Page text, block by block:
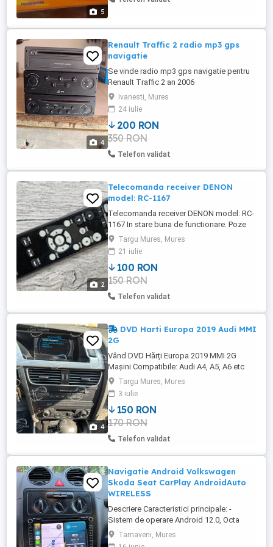
5
4
Renault Traffic 2 radio mp3 gps
navigatie
Se vinde radio mp3 gps navigatie pentru
Renault Traffic 2 an 2006
Ivanesti, Mures
24 iulie
200 RON
350 RON
Telefon validat
2
Telecomanda receiver DENON
model: RC-1167
Telecomanda receiver DENON model: RC-
1167 In stare buna de functionare. Poze
reale. Pretul este 100ron+23ron
transportul(posta romana)
Targu Mures, Mures
21 iulie
100 RON
150 RON
Telefon validat
4
DVD Harti Europa 2019 Audi MMI
2G
Vând DVD Hărți Europa 2019 MMI 2G
Mașini Compatibile: Audi A4, A5, A6 etc
cus sistem MMI 2G MMI 2G (Magazie 6
CD-uri în bord, Unitate DVD Navigație în
Portbagaj) Preț DVD gata făcut cu hărțile >
150 lei Predare personală în Târgu Mureș
sau trimit prin curier oriunde în Țară!
Targu Mures, Mures
3 iulie
150 RON
170 RON
Telefon validat
Navigatie Android Volkswagen
Skoda Seat CarPlay AndroidAuto
WIRELESS
Descriere Caracteristici principale: -
Sistem de operare Android 12.0, Octa
Core, 4GB RAM și 64GB ROM, 2 carduri 2
USB-uri, stocare extinsă de până la
Tarnaveni, Mures